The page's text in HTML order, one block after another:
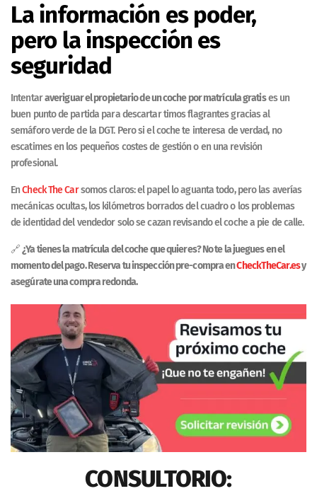
La información es poder,
pero la inspección es
seguridad
Intentaraveriguar el propietario de un coche por matrícula gratises un
buen punto de partida para descartar timos flagrantes gracias al
semáforo verde de la DGT. Pero si el coche te interesa de verdad, no
escatimes en los pequeños costes de gestión o en una revisión
profesional.
EnCheck The Carsomos claros: el papel lo aguanta todo, pero las averías
mecánicas ocultas, los kilómetros borrados del cuadro o los problemas
de identidad del vendedor solo se cazan revisando el coche a pie de calle.
🔗¿Ya tienes la matrícula del coche que quieres? No te la juegues en el
momento del pago. Reserva tu inspección pre-compra enCheckTheCar.esy
asegúrate una compra redonda.
CONSULTORIO: